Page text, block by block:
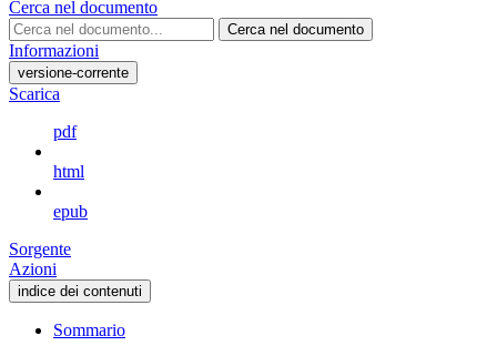
Cerca nel documento
Cerca nel documento
Informazioni
versione-corrente
Scarica
pdf
html
epub
Sorgente
Azioni
indice dei contenuti
Sommario